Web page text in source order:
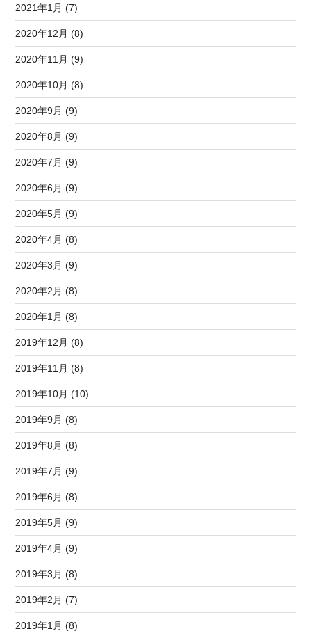
2021年1月 (7)
2020年12月 (8)
2020年11月 (9)
2020年10月 (8)
2020年9月 (9)
2020年8月 (9)
2020年7月 (9)
2020年6月 (9)
2020年5月 (9)
2020年4月 (8)
2020年3月 (9)
2020年2月 (8)
2020年1月 (8)
2019年12月 (8)
2019年11月 (8)
2019年10月 (10)
2019年9月 (8)
2019年8月 (8)
2019年7月 (9)
2019年6月 (8)
2019年5月 (9)
2019年4月 (9)
2019年3月 (8)
2019年2月 (7)
2019年1月 (8)